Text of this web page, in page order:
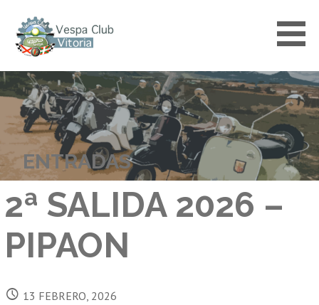
contenido
VESPACLUBVITORIA
ENTRADAS
2ª SALIDA 2026 –
PIPAON
13 FEBRERO, 2026